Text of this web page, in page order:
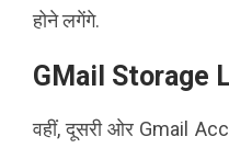
होने लगेंगे.
GMail Storage
वहीं, दूसरी ओर Gmail